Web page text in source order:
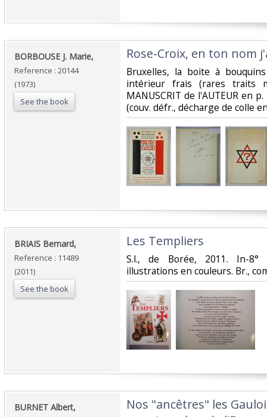
‎BORBOUSE J. Marie,‎
Reference : 20144
(1973)
See the book
‎Rose-Croix, en ton nom
‎Bruxelles, la boite à
intérieur frais (rares traits
MANUSCRIT de l'AUTEUR en
(couv. défr., décharge de colle
‎BRIAIS Bernard,‎
Reference : 11489
(2011)
See the book
‎Les Templiers‎
‎S.l., de Borée, 2011. In-
illustrations en couleurs. Br.,
‎BURNET Albert,‎
‎Nos "ancêtres" les